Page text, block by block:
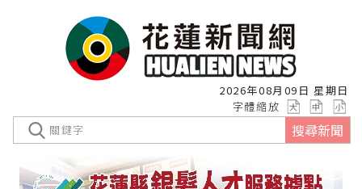
2026年08月09日 星期日
字體縮放
搜尋新聞